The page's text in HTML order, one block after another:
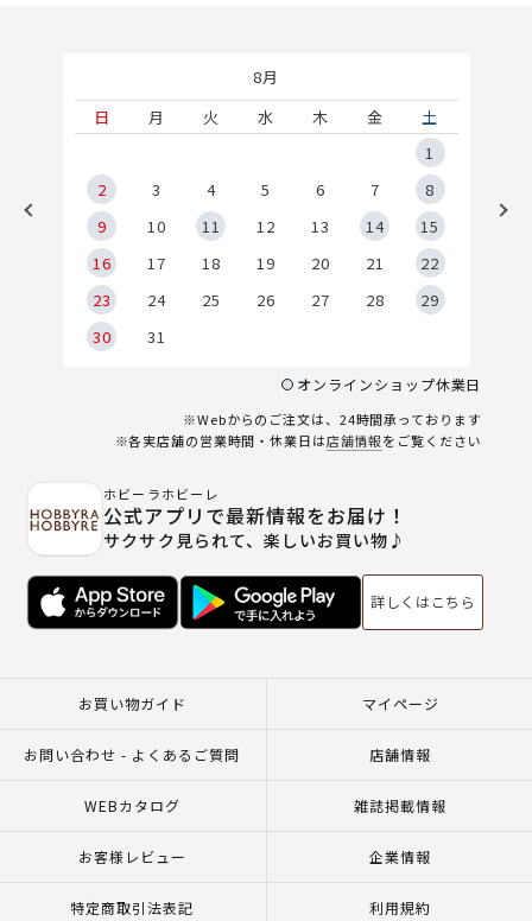
8月
日
月 火 水 木 金
土
1
2
3 4 5 6 7
8
9
10 11 12 13 14
15
16
17 18 19 20 21
22
23
24 25 26 27 28
29
30
31
オンラインショップ休業日
※Webからのご注文は、24時間承っております
※各実店舗の営業時間・休業日は店舗情報をご覧ください
ホビーラホビーレ
公式アプリで最新情報をお届け！
サクサク見られて、楽しいお買い物♪
詳しくはこちら
お買い物ガイド マイページ
お問い合わせ - よくあるご質問 店舗情報
WEBカタログ 雑誌掲載情報
お客様レビュー 企業情報
特定商取引法表記 利用規約